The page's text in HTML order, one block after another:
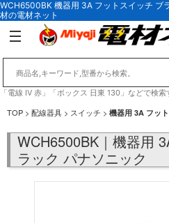
WCH6500BK 機器用 3A フットスイッチ ブ
材の電材ネット
「電線 IV 赤」「ボックス 日東 130」などで検索
TOP > 配線器具 > スイッチ > 機器用 3A フッ
WCH6500BK｜機器用
ラック パナソニック